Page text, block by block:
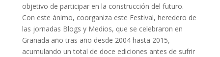
objetivo de participar en la construcción del futuro.
Con este ánimo, coorganiza este Festival, heredero de
las jornadas Blogs y Medios, que se celebraron en
Granada año tras año desde 2004 hasta 2015,
acumulando un total de doce ediciones antes de sufrir